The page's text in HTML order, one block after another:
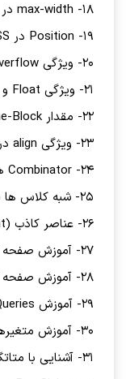
18- max-width در CSS
19- Position در CSS
20- ویژگی Overflow در CSS
21- ویژگی Float و Clear در CSS
22- مقدار Inline-Block در CSS
23- ویژگی align در CSS
24- Combinator ها در CSS
25- شبه کلاس ها یا Pseudo class ها در CSS
26- عناصر کاذب (Pseudo-element) در CSS
27- آموزش صفحه آرایی با فلکس باکس (CSS Flexbox)
28- آموزش صفحه آرایی با گرید (CSS Grid)
29- آموزش CSS Media Queries
30- آموزش متغیرهای CSS و تابع ()var
31- آشنایی با متاتگ viewport